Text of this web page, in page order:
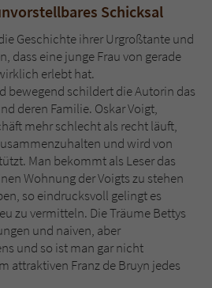
Schicksal
Geschichte ihrer Urgroßtante und
dass eine junge Frau von gerade
erlebt hat.
bewegend schildert die Autorin das
deren Familie. Oskar Voigt,
mehr schlecht als recht läuft,
und wird von
Man bekommt als Leser das
Wohnung der Voigts zu stehen
so eindrucksvoll gelingt es
zu vermitteln. Die Träume Bettys
und naiven, aber
und so ist man gar nicht
attraktiven Franz de Bruyn jedes